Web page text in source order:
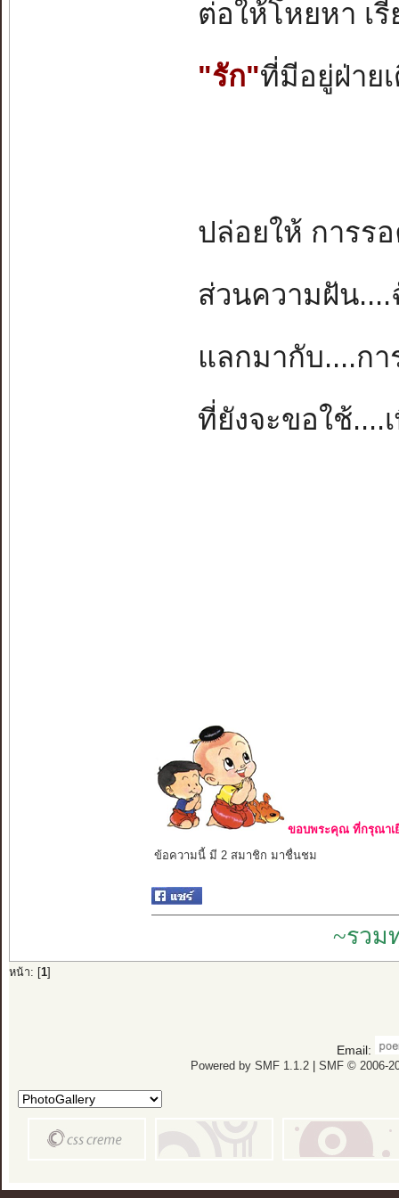
ต่อให้โหยหา เ
"รัก"ที่มีอยู่ฝ่าย
ปล่อยให้ การร
ส่วนความฝัน
แลกมากับ....ก
ที่ยังจะขอใช้....
ขอบพระคุณ ที่กรุณาเ
ข้อความนี้ มี 2 สมาชิก มาชื่นชม
~รวม
หน้า: [ 1]
Email:
Powered by SMF 1.1.2| SMF © 2006-